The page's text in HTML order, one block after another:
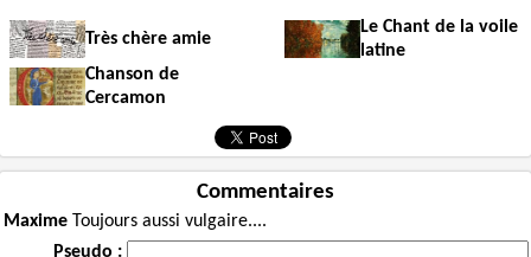
Très chère amie
Le Chant de la voile
latine
Chanson de
Cercamon
Commentaires
Maxime Toujours aussi vulgaire....
Pseudo :